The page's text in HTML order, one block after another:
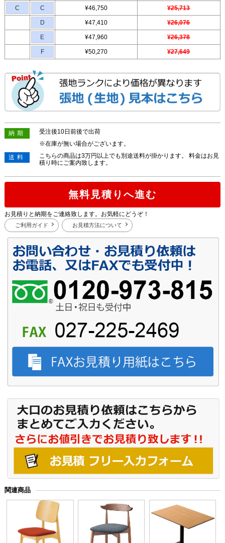
C C ¥46,750 ¥25,713
D ¥47,410 ¥26,076
E ¥47,960 ¥26,378
F ¥50,270 ¥27,649
納期
受注後10日前後で出荷
※在庫が無い場合がございます。
送料
こちらの商品は3万円以上でも別途送料が掛かります。 料金はお見
積り時にご案内致します。
無料見積りへ進む
お見積りと納期をご連絡致します。お気軽にどうぞ！
ご利用ガイド お見積方法について
関連商品